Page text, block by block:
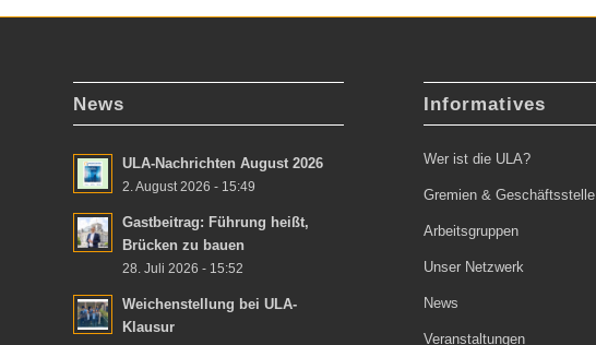
News
ULA-Nachrichten August 2026
2. August 2026 - 15:49
Gastbeitrag: Führung heißt,
Brücken zu bauen
28. Juli 2026 - 15:52
Weichenstellung bei ULA-
Klausur
Informatives
Wer ist die ULA?
Gremien & Geschäftsstelle
Arbeitsgruppen
Unser Netzwerk
News
Veranstaltungen